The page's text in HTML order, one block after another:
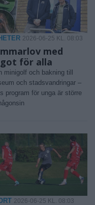
2026-06-25 KL. 08:03
med
för alla
minigolf och bakning till
och stadsvandringar –
program för unga är större
2026-06-25 KL. 08:03